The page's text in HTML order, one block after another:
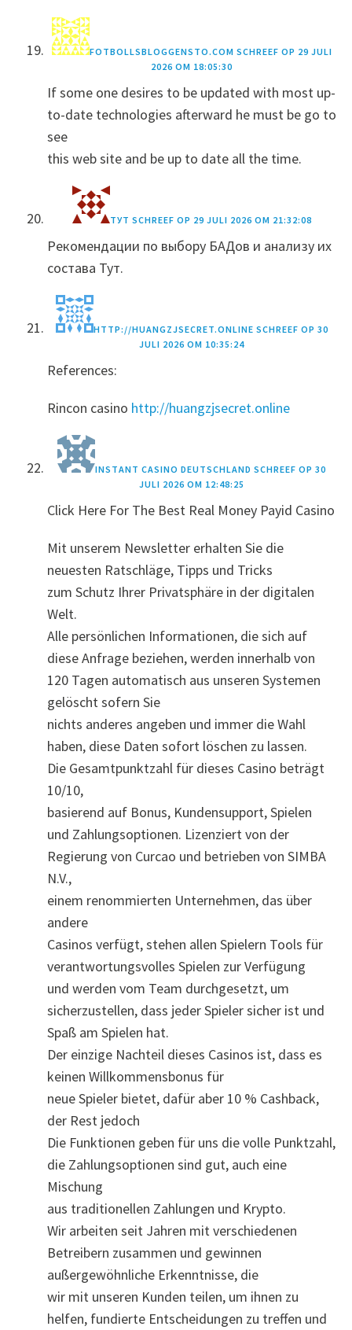
FOTBOLLSBLOGGENSTO.COM SCHREEF OP 29 JULI
2026 OM 18:05:30
If some one desires to be updated with most up-
to-date technologies afterward he must be go to
see
this web site and be up to date all the time.
ТУТ SCHREEF OP 29 JULI 2026 OM 21:32:08
Рекомендации по выбору БАДов и анализу их
состава Тут.
HTTP://HUANGZJSECRET.ONLINE SCHREEF OP 30
JULI 2026 OM 10:35:24
References:
Rincon casino http://huangzjsecret.online
INSTANT CASINO DEUTSCHLAND SCHREEF OP 30
JULI 2026 OM 12:48:25
Click Here For The Best Real Money Payid Casino
Mit unserem Newsletter erhalten Sie die
neuesten Ratschläge, Tipps und Tricks
zum Schutz Ihrer Privatsphäre in der digitalen
Welt.
Alle persönlichen Informationen, die sich auf
diese Anfrage beziehen, werden innerhalb von
120 Tagen automatisch aus unseren Systemen
gelöscht sofern Sie
nichts anderes angeben und immer die Wahl
haben, diese Daten sofort löschen zu lassen.
Die Gesamtpunktzahl für dieses Casino beträgt
10/10,
basierend auf Bonus, Kundensupport, Spielen
und Zahlungsoptionen. Lizenziert von der
Regierung von Curcao und betrieben von SIMBA
N.V.,
einem renommierten Unternehmen, das über
andere
Casinos verfügt, stehen allen Spielern Tools für
verantwortungsvolles Spielen zur Verfügung
und werden vom Team durchgesetzt, um
sicherzustellen, dass jeder Spieler sicher ist und
Spaß am Spielen hat.
Der einzige Nachteil dieses Casinos ist, dass es
keinen Willkommensbonus für
neue Spieler bietet, dafür aber 10 % Cashback,
der Rest jedoch
Die Funktionen geben für uns die volle Punktzahl,
die Zahlungsoptionen sind gut, auch eine
Mischung
aus traditionellen Zahlungen und Krypto.
Wir arbeiten seit Jahren mit verschiedenen
Betreibern zusammen und gewinnen
außergewöhnliche Erkenntnisse, die
wir mit unseren Kunden teilen, um ihnen zu
helfen, fundierte Entscheidungen zu treffen und